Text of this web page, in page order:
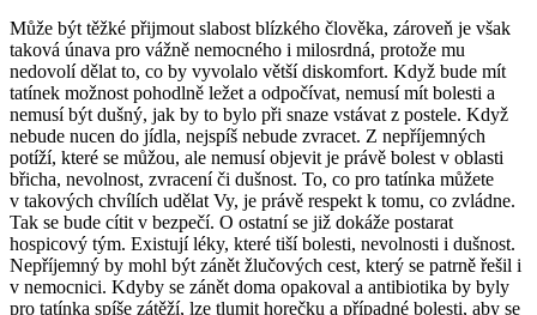
Může být těžké přijmout slabost blízkého člověka, zároveň je však
taková únava pro vážně nemocného i milosrdná, protože mu
nedovolí dělat to, co by vyvolalo větší diskomfort. Když bude mít
tatínek možnost pohodlně ležet a odpočívat, nemusí mít bolesti a
nemusí být dušný, jak by to bylo při snaze vstávat z postele. Když
nebude nucen do jídla, nejspíš nebude zvracet. Z nepříjemných
potíží, které se můžou, ale nemusí objevit je právě bolest v oblasti
břicha, nevolnost, zvracení či dušnost. To, co pro tatínka můžete
v takových chvílích udělat Vy, je právě respekt k tomu, co zvládne.
Tak se bude cítit v bezpečí. O ostatní se již dokáže postarat
hospicový tým. Existují léky, které tiší bolesti, nevolnosti i dušnost.
Nepříjemný by mohl být zánět žlučových cest, který se patrně řešil i
v nemocnici. Kdyby se zánět doma opakoval a antibiotika by byly
pro tatínka spíše zátěží, lze tlumit horečku a případné bolesti, aby se